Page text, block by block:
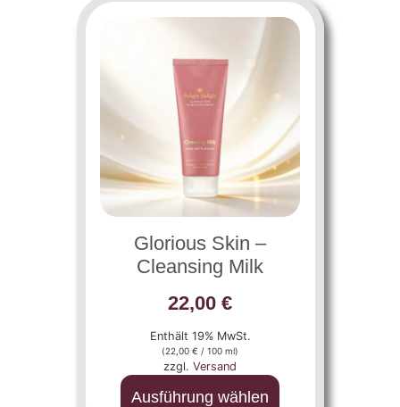
Glorious Skin –
Cleansing Milk
22,00 €
Enthält 19% MwSt.
(22,00 € / 100 ml)
zzgl. Versand
Ausführung wählen